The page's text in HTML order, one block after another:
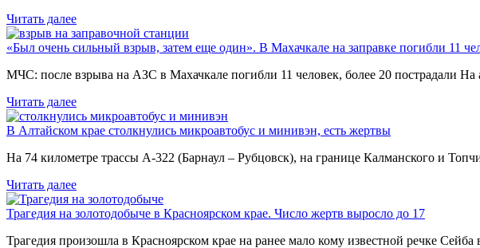
Читать далее
«Был очень сильный взрыв, затем еще один». В Махачкале на заправке погибли 11
МЧС: после взрыва на АЗС в Махачкале погибли 11 человек, более 20 пострадали На
Читать далее
В Алтайском крае столкнулись микроавтобус и минивэн, есть жертвы
На 74 километре трассы А-322 (Барнаул – Рубцовск), на границе Калманского и
Читать далее
Трагедия на золотодобыче в Красноярском крае. Число жертв выросло до 17
Трагедия произошла в Красноярском крае на ранее мало кому известной речке Сейба